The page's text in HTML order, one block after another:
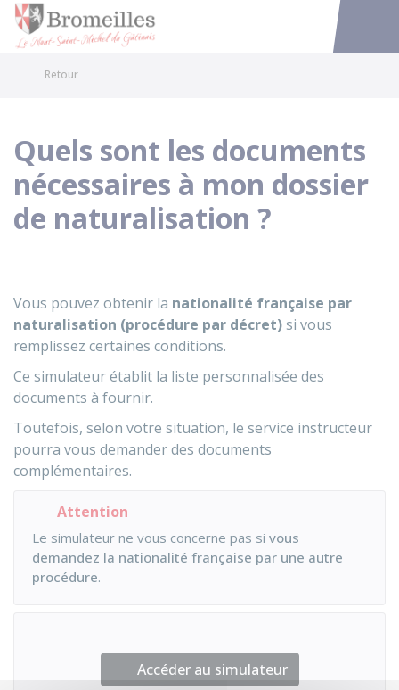
Accéder
Retour
Quels sont les documents
nécessaires à mon dossier
de naturalisation ?
Vous pouvez obtenir la nationalité française par
naturalisation (procédure par décret)si vous
remplissez certaines conditions.
Ce simulateur établit la liste personnalisée des
documents à fournir.
Toutefois, selon votre situation, le service instructeur
pourra vous demander des documents
complémentaires.
Attention
Le simulateur ne vous concerne pas si vous
demandez la nationalité française par une autre
procédure.
Accéder au simulateur